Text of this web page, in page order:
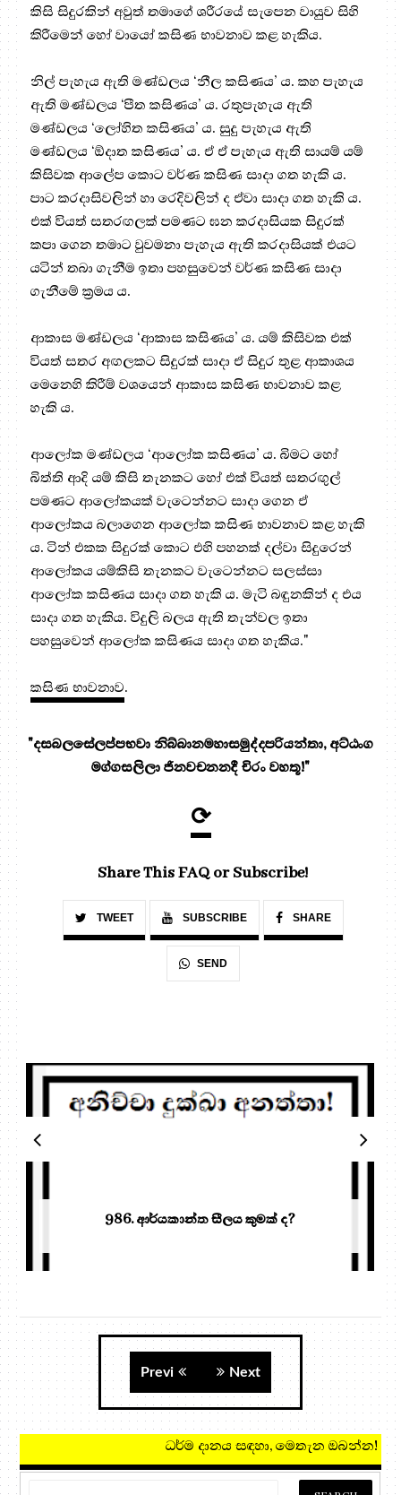
කිසි සිදුරකින් අවුත් තමාගේ ශරීරයේ සැපෙන වායුව සිහි
කිරීමෙන් හෝ වායෝ කසිණ භාවනාව කළ හැකිය.
නිල් පැහැය ඇති මණ්ඩලය ‘නීල කසිණය’ ය. කහ පැහැය
ඇති මණ්ඩලය ‘පීත කසිණය’ ය. රතුපැහැය ඇති
මණ්ඩලය ‘ලෝහිත කසිණය’ ය. සුදු පැහැය ඇති
මණ්ඩලය ‘ඕදාත කසිණය’ ය. ඒ ඒ පැහැය ඇති සායම් යම්
කිසිවක ආලේප කොට වර්ණ කසිණ සාදා ගත හැකි ය.
පාට කරදාසිවලින් හා රෙදිවලින් ද ඒවා සාදා ගත හැකි ය.
එක් වියත් සතරඟලක් පමණට ඝන කරදාසියක සිදුරක්
කපා ගෙන තමාට වුවමනා පැහැය ඇති කරදාසියක් එයට
යටින් තබා ගැනීම ඉතා පහසුවෙන් වර්ණ කසිණ සාදා
ගැනීමේ ක්‍ර‍මය ය.
ආකාස මණ්ඩලය ‘ආකාස කසිණය’ ය. යම් කිසිවක එක්
වියත් සතර අඟලකට සිදුරක් සාදා ඒ සිදුර තුළ ආකාශය
මෙනෙහි කිරීම් වශයෙන් ආකාස කසිණ භාවනාව කළ
හැකි ය.
ආලෝක මණ්ඩලය ‘ආලෝක කසිණය’ ය. බිමට හෝ
බිත්ති ආදි යම් කිසි තැනකට හෝ එක් වියත් සතරඟුල්
පමණට ආලෝකයක් වැටෙන්නට සාදා ගෙන ඒ
ආලෝකය බලාගෙන ආලෝක කසිණ භාවනාව කළ හැකි
ය. ටින් එකක සිදුරක් කොට එහි පහනක් දල්වා සිදුරෙන්
ආලෝකය යම්කිසි තැනකට වැටෙන්නට සලස්සා
ආලෝක කසිණය සාදා ගත හැකි ය. මැටි බඳුනකින් ද එය
සාදා ගත හැකිය. විදුලි බලය ඇති තැන්වල ඉතා
පහසුවෙන් ආලෝක කසිණය සාදා ගත හැකිය."
කසිණ භාවනාව.
"දසබලසේලප්පභවා නිබ්බානමහාසමුද්දපරියන්තා, අට්ඨංග
මග්ගසලිලා ජිනවචනනදී චිරං වහතූ!"
⟳
Share This FAQ or Subscribe!
TWEET SUBSCRIBE SHARE
SEND
986. ආර්යකාන්ත සීලය කුමක් ද?
Next
Previ
ධර්ම දානය සඳහා,